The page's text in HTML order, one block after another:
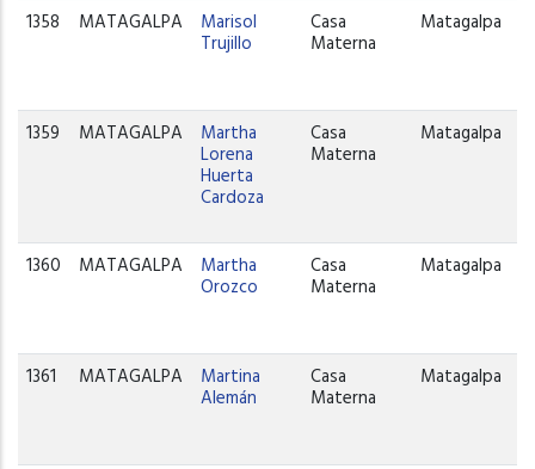
1358 MATAGALPA Marisol
Trujillo
Casa
Materna
Matagalpa
1359 MATAGALPA Martha
Lorena
Huerta
Cardoza
Casa
Materna
Matagalpa
1360 MATAGALPA Martha
Orozco
Casa
Materna
Matagalpa
1361 MATAGALPA Martina
Alemán
Casa
Materna
Matagalpa